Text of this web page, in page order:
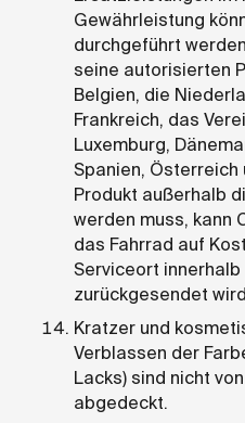
Gewährleistung
durchgeführt
seine autorisierten
Belgien, die
Frankreich, das
Luxemburg,
Spanien, Österreich
Produkt außerhalb
werden muss, kann
das Fahrrad auf
Serviceort
zurückgesendet
Kratzer und
Verblassen der
Lacks) sind nicht
abgedeckt.